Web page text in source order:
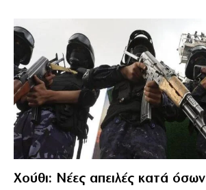
Χούθι: Νέες απειλές κατά όσων